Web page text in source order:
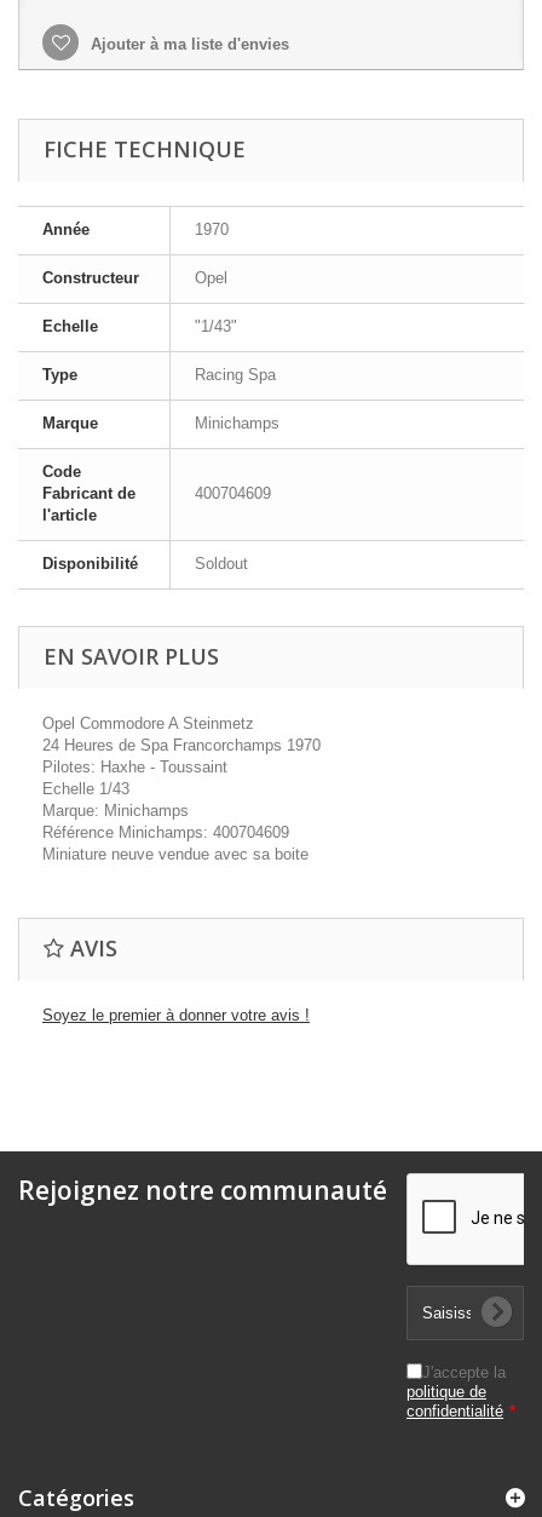
Ajouter à ma liste d'envies
FICHE TECHNIQUE
Année 1970
Constructeur Opel
Echelle "1/43"
Type Racing Spa
Marque Minichamps
Code
Fabricant de
l'article
400704609
Disponibilité Soldout
EN SAVOIR PLUS
Opel Commodore A Steinmetz
24 Heures de Spa Francorchamps 1970
Pilotes: Haxhe - Toussaint
Echelle 1/43
Marque: Minichamps
Référence Minichamps: 400704609
Miniature neuve vendue avec sa boite
AVIS
Soyez le premier à donner votre avis !
Rejoignez notre communauté
J'accepte la
politique de
confidentialité *
Catégories